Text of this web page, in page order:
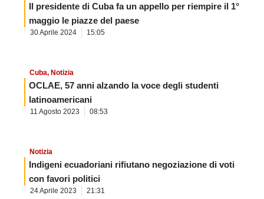
Il presidente di Cuba fa un appello per riempire il 1°
maggio le piazze del paese
30 Aprile 2024 15:05
Cuba, Notizia
OCLAE, 57 anni alzando la voce degli studenti
latinoamericani
11 Agosto 2023 08:53
Notizia
Indigeni ecuadoriani rifiutano negoziazione di voti
con favori politici
24 Aprile 2023 21:31